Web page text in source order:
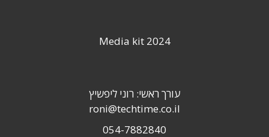
Media kit 2024
עורך ראשי: רוני ליפשיץ
roni@techtime.co.il
054-7882840